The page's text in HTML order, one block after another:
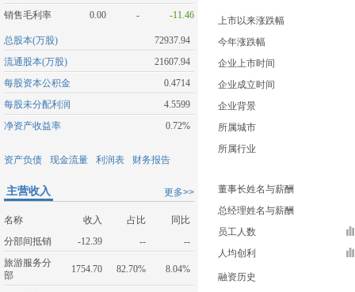
销售毛利率
0.00 - -11.46
总股本(万股)
72937.94
流通股本(万股)
21607.94
每股资本公积金
0.4714
每股未分配利润
4.5599
净资产收益率
0.72%
资产负债 现金流量 利润表 财务报告
更多>>
主营收入
名称 收入 占比
同比
分部间抵销
-12.39 --
--
旅游服务分
部
1754.70 82.70% 8.04%
上市以来涨跌幅
今年涨跌幅
企业上市时间
企业成立时间
企业背景
所属城市
所属行业
董事长姓名与薪酬
总经理姓名与薪酬
员工人数
人均创利
融资历史